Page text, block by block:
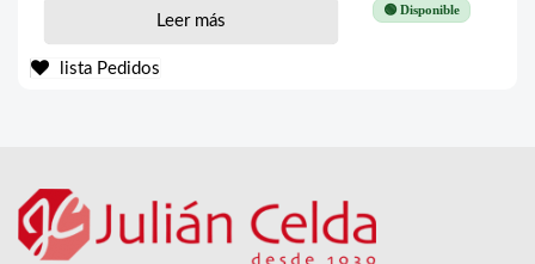
🟢 Disponible
Leer más
lista Pedidos